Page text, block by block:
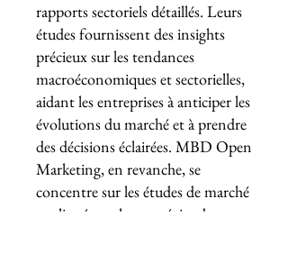
rapports sectoriels détaillés. Leurs
études fournissent des insights
précieux sur les tendances
macroéconomiques et sectorielles,
aidant les entreprises à anticiper les
évolutions du marché et à prendre
des décisions éclairées. MBD Open
Marketing, en revanche, se
concentre sur les études de marché
appliquées et les stratégies de